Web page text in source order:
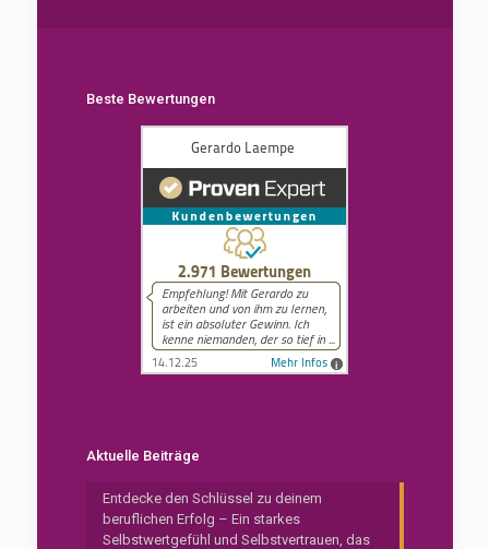
Beste Bewertungen
Aktuelle Beiträge
Entdecke den Schlüssel zu deinem
beruflichen Erfolg – Ein starkes
Selbstwertgefühl und Selbstvertrauen, das